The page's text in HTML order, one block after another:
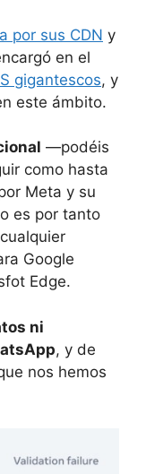
por sus CDN y
en el
gigantescos, y
este ámbito.
—podéis
como hasta
Meta y su
es por tanto
Google
Edge.
ni
, y de
nos hemos